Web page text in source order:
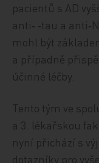
pacientů s AD
anti‑ ‑tau a
mohl být
a případně
účinné léčby.
Tento tým ve
a 3. lékařskou
nyní přichází s
dotazníky pro